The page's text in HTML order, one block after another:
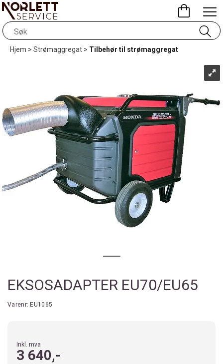
Hjem>Strømaggregat>Tilbehør til strømaggregat
EKSOSADAPTER EU70/EU65
Varenr: EU1065
Inkl. mva
3 640,-